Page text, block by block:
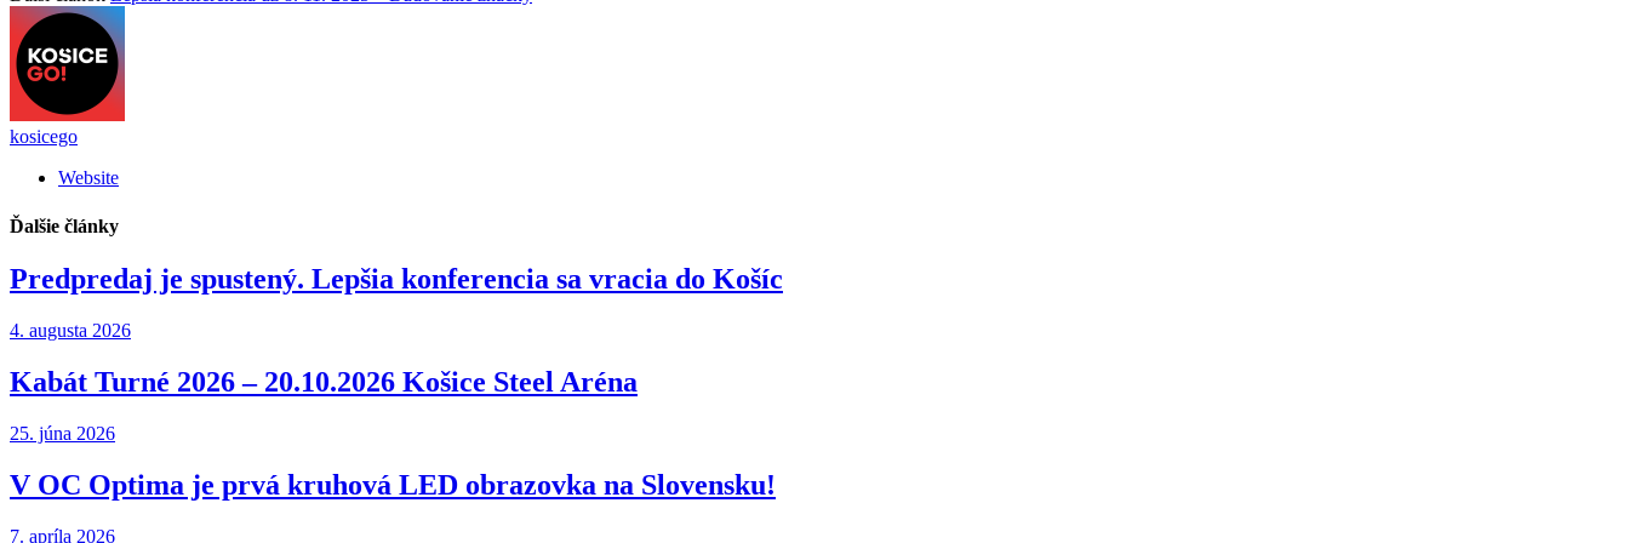
kosicego
Website
Ďalšie články
Predpredaj je spustený. Lepšia konferencia sa vracia do Košíc
4. augusta 2026
Kabát Turné 2026 – 20.10.2026 Košice Steel Aréna
25. júna 2026
V OC Optima je prvá kruhová LED obrazovka na Slovensku!
7. apríla 2026